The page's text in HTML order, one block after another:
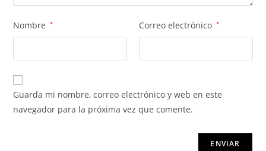
Nombre * Correo electrónico *
Guarda mi nombre, correo electrónico y web en este
navegador para la próxima vez que comente.